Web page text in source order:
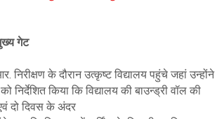
गेट
के दौरान उत्कृष्ट विद्यालय पहुंचे जहां उन्होंने
को निर्देशित किया कि विद्यालय की बाउन्ड्री वॉल की
दो दिवस के अंदर